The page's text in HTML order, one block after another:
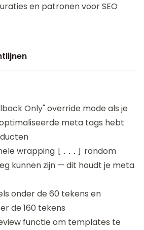
en patronen voor SEO
Only" override mode als je
meta tags hebt
wrapping [...] rondom
kunnen zijn — dit houdt je meta
onder de 60 tekens en
de 160 tekens
functie om templates te